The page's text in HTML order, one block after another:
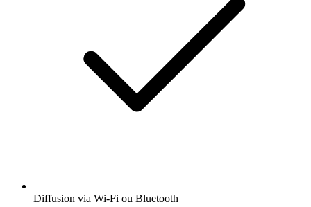
Diffusion via Wi-Fi ou Bluetooth